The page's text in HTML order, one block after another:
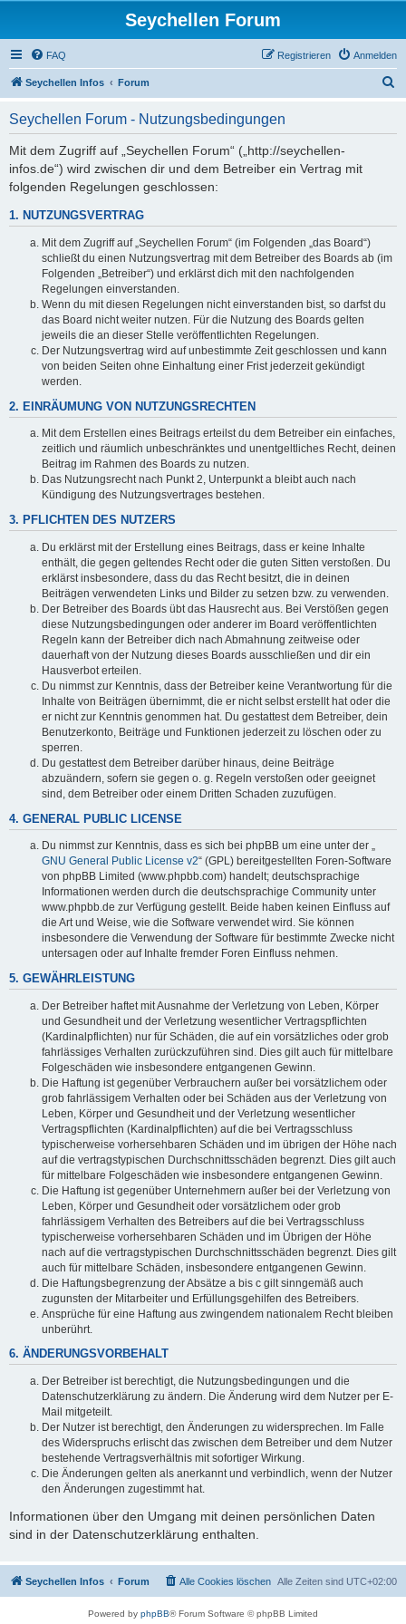
Seychellen Forum
FAQ Anmelden
Registrieren
Seychellen Infos Forum
Seychellen Forum - Nutzungsbedingungen
Mit dem Zugriff auf „Seychellen Forum“ („http://seychellen-
infos.de“) wird zwischen dir und dem Betreiber ein Vertrag mit
folgenden Regelungen geschlossen:
1. NUTZUNGSVERTRAG
Mit dem Zugriff auf „Seychellen Forum“ (im Folgenden „das Board“)
schließt du einen Nutzungsvertrag mit dem Betreiber des Boards ab (im
Folgenden „Betreiber“) und erklärst dich mit den nachfolgenden
Regelungen einverstanden.
Wenn du mit diesen Regelungen nicht einverstanden bist, so darfst du
das Board nicht weiter nutzen. Für die Nutzung des Boards gelten
jeweils die an dieser Stelle veröffentlichten Regelungen.
Der Nutzungsvertrag wird auf unbestimmte Zeit geschlossen und kann
von beiden Seiten ohne Einhaltung einer Frist jederzeit gekündigt
werden.
2. EINRÄUMUNG VON NUTZUNGSRECHTEN
Mit dem Erstellen eines Beitrags erteilst du dem Betreiber ein einfaches,
zeitlich und räumlich unbeschränktes und unentgeltliches Recht, deinen
Beitrag im Rahmen des Boards zu nutzen.
Das Nutzungsrecht nach Punkt 2, Unterpunkt a bleibt auch nach
Kündigung des Nutzungsvertrages bestehen.
3. PFLICHTEN DES NUTZERS
Du erklärst mit der Erstellung eines Beitrags, dass er keine Inhalte
enthält, die gegen geltendes Recht oder die guten Sitten verstoßen. Du
erklärst insbesondere, dass du das Recht besitzt, die in deinen
Beiträgen verwendeten Links und Bilder zu setzen bzw. zu verwenden.
Der Betreiber des Boards übt das Hausrecht aus. Bei Verstößen gegen
diese Nutzungsbedingungen oder anderer im Board veröffentlichten
Regeln kann der Betreiber dich nach Abmahnung zeitweise oder
dauerhaft von der Nutzung dieses Boards ausschließen und dir ein
Hausverbot erteilen.
Du nimmst zur Kenntnis, dass der Betreiber keine Verantwortung für die
Inhalte von Beiträgen übernimmt, die er nicht selbst erstellt hat oder die
er nicht zur Kenntnis genommen hat. Du gestattest dem Betreiber, dein
Benutzerkonto, Beiträge und Funktionen jederzeit zu löschen oder zu
sperren.
Du gestattest dem Betreiber darüber hinaus, deine Beiträge
abzuändern, sofern sie gegen o. g. Regeln verstoßen oder geeignet
sind, dem Betreiber oder einem Dritten Schaden zuzufügen.
4. GENERAL PUBLIC LICENSE
Du nimmst zur Kenntnis, dass es sich bei phpBB um eine unter der „
GNU General Public License v2“ (GPL) bereitgestellten Foren-Software
von phpBB Limited (www.phpbb.com) handelt; deutschsprachige
Informationen werden durch die deutschsprachige Community unter
www.phpbb.de zur Verfügung gestellt. Beide haben keinen Einfluss auf
die Art und Weise, wie die Software verwendet wird. Sie können
insbesondere die Verwendung der Software für bestimmte Zwecke nicht
untersagen oder auf Inhalte fremder Foren Einfluss nehmen.
5. GEWÄHRLEISTUNG
Der Betreiber haftet mit Ausnahme der Verletzung von Leben, Körper
und Gesundheit und der Verletzung wesentlicher Vertragspflichten
(Kardinalpflichten) nur für Schäden, die auf ein vorsätzliches oder grob
fahrlässiges Verhalten zurückzuführen sind. Dies gilt auch für mittelbare
Folgeschäden wie insbesondere entgangenen Gewinn.
Die Haftung ist gegenüber Verbrauchern außer bei vorsätzlichem oder
grob fahrlässigem Verhalten oder bei Schäden aus der Verletzung von
Leben, Körper und Gesundheit und der Verletzung wesentlicher
Vertragspflichten (Kardinalpflichten) auf die bei Vertragsschluss
typischerweise vorhersehbaren Schäden und im übrigen der Höhe nach
auf die vertragstypischen Durchschnittsschäden begrenzt. Dies gilt auch
für mittelbare Folgeschäden wie insbesondere entgangenen Gewinn.
Die Haftung ist gegenüber Unternehmern außer bei der Verletzung von
Leben, Körper und Gesundheit oder vorsätzlichem oder grob
fahrlässigem Verhalten des Betreibers auf die bei Vertragsschluss
typischerweise vorhersehbaren Schäden und im Übrigen der Höhe
nach auf die vertragstypischen Durchschnittsschäden begrenzt. Dies gilt
auch für mittelbare Schäden, insbesondere entgangenen Gewinn.
Die Haftungsbegrenzung der Absätze a bis c gilt sinngemäß auch
zugunsten der Mitarbeiter und Erfüllungsgehilfen des Betreibers.
Ansprüche für eine Haftung aus zwingendem nationalem Recht bleiben
unberührt.
6. ÄNDERUNGSVORBEHALT
Der Betreiber ist berechtigt, die Nutzungsbedingungen und die
Datenschutzerklärung zu ändern. Die Änderung wird dem Nutzer per E-
Mail mitgeteilt.
Der Nutzer ist berechtigt, den Änderungen zu widersprechen. Im Falle
des Widerspruchs erlischt das zwischen dem Betreiber und dem Nutzer
bestehende Vertragsverhältnis mit sofortiger Wirkung.
Die Änderungen gelten als anerkannt und verbindlich, wenn der Nutzer
den Änderungen zugestimmt hat.
Informationen über den Umgang mit deinen persönlichen Daten
sind in der Datenschutzerklärung enthalten.
Seychellen Infos Forum Alle Zeiten sind UTC+02:00
Alle Cookies löschen
Powered by phpBB® Forum Software © phpBB Limited